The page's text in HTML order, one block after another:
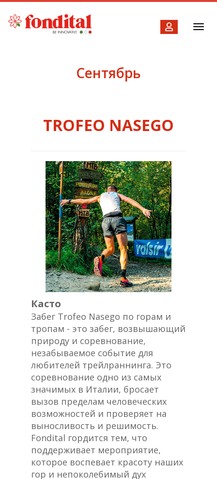
Сентябрь
TROFEO NASEGO
Касто
Забег Trofeo Nasego по горам и
тропам - это забег, возвышающий
природу и соревнование,
незабываемое событие для
любителей трейлраннинга. Это
соревнование одно из самых
значимых в Италии, бросает
вызов пределам человеческих
возможностей и проверяет на
выносливость и решимость.
Fondital гордится тем, что
поддерживает мероприятие,
которое воспевает красоту наших
гор и непоколебимый дух